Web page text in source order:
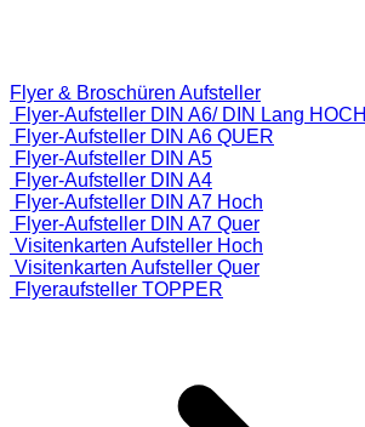
Flyer & Broschüren Aufsteller
Flyer-Aufsteller DIN A6/ DIN Lang HOCH
Flyer-Aufsteller DIN A6 QUER
Flyer-Aufsteller DIN A5
Flyer-Aufsteller DIN A4
Flyer-Aufsteller DIN A7 Hoch
Flyer-Aufsteller DIN A7 Quer
Visitenkarten Aufsteller Hoch
Visitenkarten Aufsteller Quer
Flyeraufsteller TOPPER